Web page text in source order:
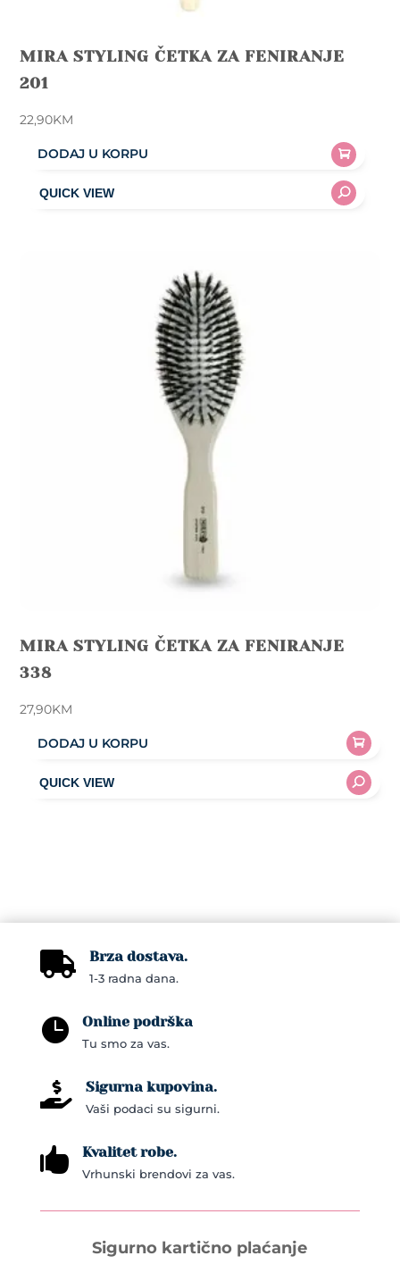
MIRA STYLING ČETKA ZA FENIRANJE
201
22,90KM
DODAJ U KORPU
MIRA STYLING ČETKA ZA FENIRANJE
338
27,90KM
DODAJ U KORPU
 Brza dostava.
1-3 radna dana.
 Online podrška
Tu smo za vas.
 Sigurna kupovina.
Vaši podaci su sigurni.
 Kvalitet robe.
Vrhunski brendovi za vas.
Sigurno kartično plaćanje